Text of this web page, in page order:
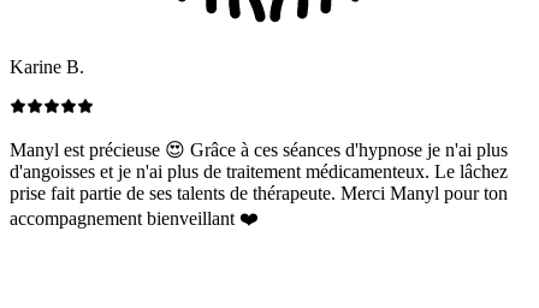
Karine B.
Manyl est précieuse 😍 Grâce à ces séances d'hypnose je n'ai plus
d'angoisses et je n'ai plus de traitement médicamenteux. Le lâchez
prise fait partie de ses talents de thérapeute. Merci Manyl pour ton
accompagnement bienveillant ❤️